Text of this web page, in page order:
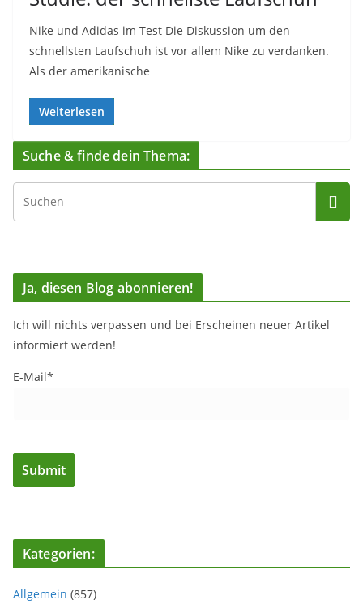
Nike und Adidas im Test Die Diskussion um den
schnellsten Laufschuh ist vor allem Nike zu verdanken.
Als der amerikanische
Weiterlesen
Suche & finde dein Thema:
Ja, diesen Blog abonnieren!
Ich will nichts verpassen und bei Erscheinen neuer Artikel
informiert werden!
E-Mail*
Kategorien:
Allgemein (857)